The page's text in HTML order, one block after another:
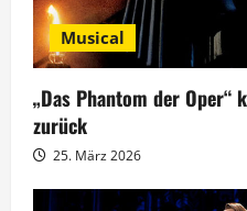
Musical
„Das Phantom der Oper“
zurück
25. März 2026